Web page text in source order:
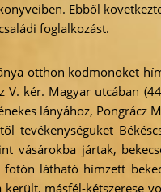
Ebből
foglalkozást.
otthon ködmönöket
kér. Magyar utcában
lányához, Pongrácz
tevékenységüket
vásárokba jártak,
látható hímzett
másfél-kétszerese